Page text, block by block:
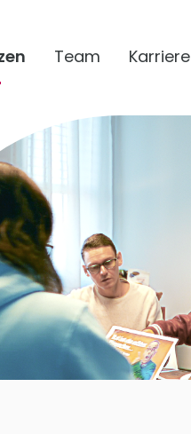
Team Karriere